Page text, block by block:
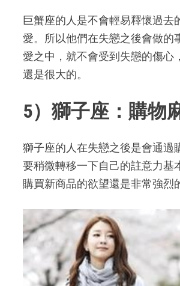
巨蟹座的人是不會輕易釋懷過
愛。所以他們在失戀之後會做
愛之中，就不會受到失戀的傷心
還是很大的。
5）獅子座：購物
獅子座的人在失戀之後是會通過
要稍微轉移一下自己的註意力基
購買新商品的欲望還是非常強烈